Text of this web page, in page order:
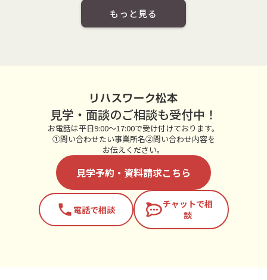
もっと見る
リハスワーク松本
見学・面談のご相談も受付中！
お電話は平日9:00～17:00で受け付けております。
①問い合わせたい事業所名②問い合わせ内容を
お伝えください。
見学予約・資料請求こちら
phone 電話で相談
チャットで相
談